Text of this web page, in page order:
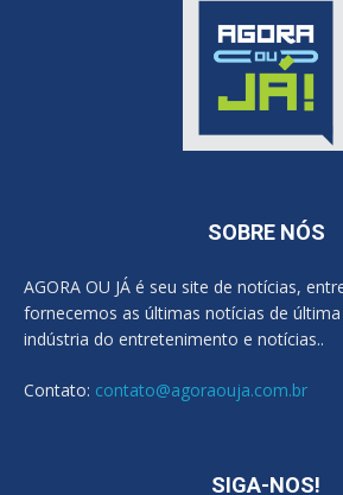
SOBRE NÓS
AGORA OU JÁ é seu site de notícias,
fornecemos as últimas notícias de
indústria do entretenimento e notícias..
Contato: contato@agoraouja.com.br
SIGA-NOS!